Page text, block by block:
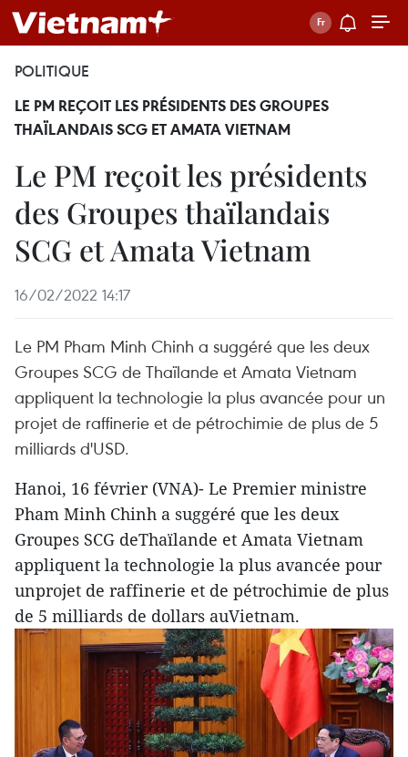
POLITIQUE
LE PM REÇOIT LES PRÉSIDENTS DES GROUPES
THAÏLANDAIS SCG ET AMATA VIETNAM
Le PM reçoit les présidents
des Groupes thaïlandais
SCG et Amata Vietnam
16/02/2022 14:17
Le PM Pham Minh Chinh a suggéré que les deux
Groupes SCG de Thaïlande et Amata Vietnam
appliquent la technologie la plus avancée pour un
projet de raffinerie et de pétrochimie de plus de 5
milliards d'USD.
Hanoi, 16 février (VNA)- Le Premier ministre
Pham Minh Chinh a suggéré que les deux
Groupes SCG deThaïlande et Amata Vietnam
appliquent la technologie la plus avancée pour
unprojet de raffinerie et de pétrochimie de plus
de 5 milliards de dollars auVietnam.